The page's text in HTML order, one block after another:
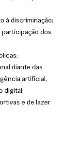
à discriminação;
participação dos
diante das
artificial,
digital;
e de lazer